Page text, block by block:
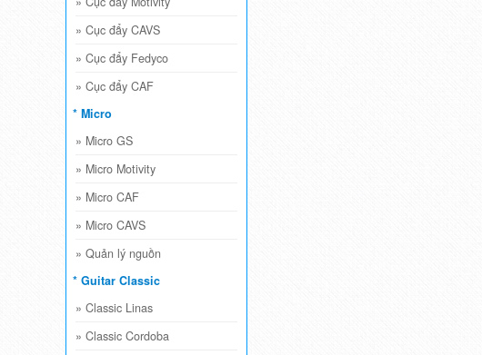
» Cục đẩy CAVS
» Cục đẩy Fedyco
» Cục đẩy CAF
* Micro
» Micro GS
» Micro Motivity
» Micro CAF
» Micro CAVS
» Quản lý nguồn
* Guitar Classic
» Classic Linas
» Classic Cordoba